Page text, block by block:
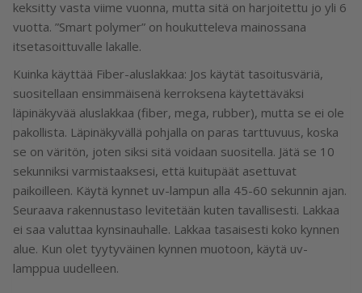
keksitty vasta viime vuonna, mutta sitä on harjoitettu jo yli 6
vuotta. ”Smart polymer” on houkutteleva mainossana
itsetasoittuvalle lakalle.
Kuinka käyttää Fiber-aluslakkaa: Jos käytät tasoitusväriä,
suositellaan ensimmäisenä kerroksena käytettäväksi
läpinäkyvää aluslakkaa (fiber, mega, rubber), mutta se ei ole
pakollista. Läpinäkyvällä pohjalla on paras tarttuvuus, koska
se on väritön, joten siksi sitä voidaan suositella. Jätä se 10
sekunniksi varmistaaksesi, että kuitupäät asettuvat
paikoilleen. Käytä kynnet uv-lampun alla 45-60 sekunnin ajan.
Seuraava rakennustaso levitetään kuten tavallisesti. Lakkaa
ei saa valuttaa kynsinauhalle. Lakkaa tasaisesti koko kynnen
alue. Kun olet tyytyväinen kynnen muotoon, käytä uv-
lamppua uudelleen.